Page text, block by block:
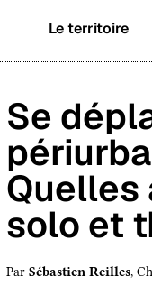
Le territoire
Se
Quelles
solo et
Par Sébastien Reilles,